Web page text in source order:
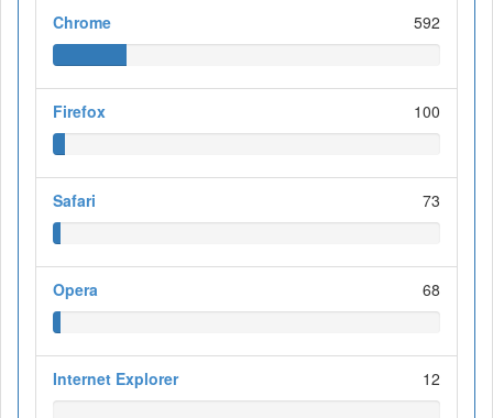
Chrome 592
Firefox 100
Safari 73
Opera 68
Internet Explorer 12